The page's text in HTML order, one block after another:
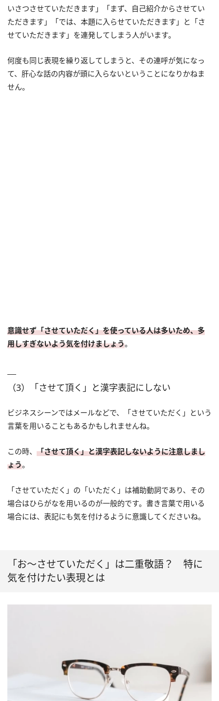
いさつさせていただきます」「まず、自己紹介からさせてい
ただきます」「では、本題に入らせていただきます」と「さ
せていただきます」を連発してしまう人がいます。
何度も同じ表現を繰り返してしまうと、その連呼が気になっ
て、肝心な話の内容が頭に入らないということになりかねま
せん。
意識せず「させていただく」を使っている人は多いため、多
用しすぎないよう気を付けましょう。
（3）「させて頂く」と漢字表記にしない
ビジネスシーンではメールなどで、「させていただく」という
言葉を用いることもあるかもしれませんね。
この時、 「させて頂く」と漢字表記しないように注意しまし
ょう。
「させていただく」の「いただく」は補助動詞であり、その
場合はひらがなを用いるのが一般的です。書き言葉で用いる
場合には、表記にも気を付けるように意識してくださいね。
「お〜させていただく」は二重敬語？ 特に
気を付けたい表現とは